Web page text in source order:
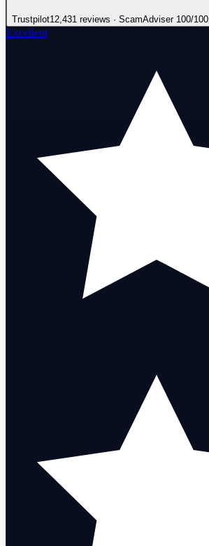
Trustpilot12,431 reviews · ScamAdviser 100/100
Excellent